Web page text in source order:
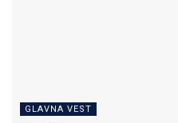
GLAVNA VEST